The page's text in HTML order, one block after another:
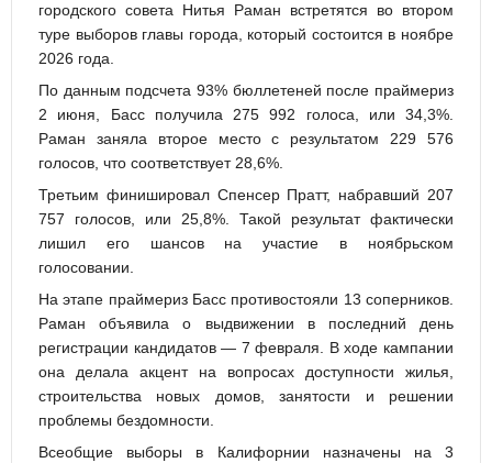
городского совета Нитья Раман встретятся во втором
туре выборов главы города, который состоится в ноябре
2026 года.
По данным подсчета 93% бюллетеней после праймериз
2 июня, Басс получила 275 992 голоса, или 34,3%.
Раман заняла второе место с результатом 229 576
голосов, что соответствует 28,6%.
Третьим финишировал Спенсер Пратт, набравший 207
757 голосов, или 25,8%. Такой результат фактически
лишил его шансов на участие в ноябрьском
голосовании.
На этапе праймериз Басс противостояли 13 соперников.
Раман объявила о выдвижении в последний день
регистрации кандидатов — 7 февраля. В ходе кампании
она делала акцент на вопросах доступности жилья,
строительства новых домов, занятости и решении
проблемы бездомности.
Всеобщие выборы в Калифорнии назначены на 3